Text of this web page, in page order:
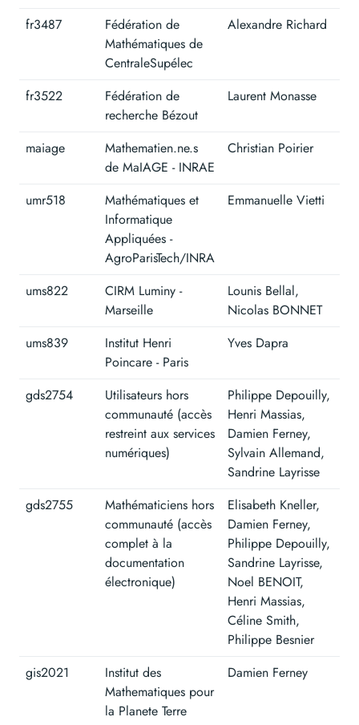
fr3487
Fédération de
Mathématiques de
CentraleSupélec
Alexandre Richard
fr3522
Fédération de
recherche Bézout
Laurent Monasse
maiage
Mathematien.ne.s
de MaIAGE - INRAE
Christian Poirier
umr518
Mathématiques et
Informatique
Appliquées -
AgroParisTech/INRA
Emmanuelle Vietti
ums822
CIRM Luminy -
Marseille
Lounis Bellal,
Nicolas BONNET
ums839
Institut Henri
Poincare - Paris
Yves Dapra
gds2754
Utilisateurs hors
communauté (accès
restreint aux services
numériques)
Philippe Depouilly,
Henri Massias,
Damien Ferney,
Sylvain Allemand,
Sandrine Layrisse
gds2755
Mathématiciens hors
communauté (accès
complet à la
documentation
électronique)
Elisabeth Kneller,
Damien Ferney,
Philippe Depouilly,
Sandrine Layrisse,
Noel BENOIT,
Henri Massias,
Céline Smith,
Philippe Besnier
gis2021
Institut des
Mathematiques pour
la Planete Terre
Damien Ferney